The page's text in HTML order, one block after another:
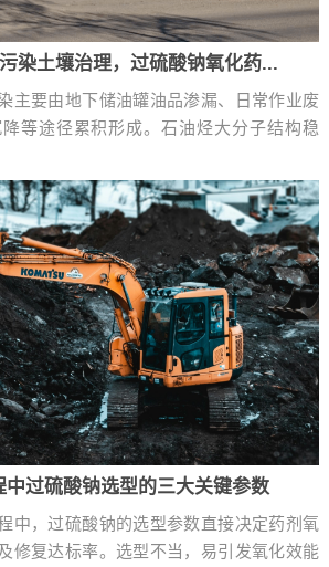
染土壤治理，过硫酸钠氧化药...
主要由地下储油罐油品渗漏、日常作业废
等途径累积形成。石油烃大分子结构稳
中过硫酸钠选型的三大关键参数
中，过硫酸钠的选型参数直接决定药剂氧
修复达标率。选型不当，易引发氧化效能